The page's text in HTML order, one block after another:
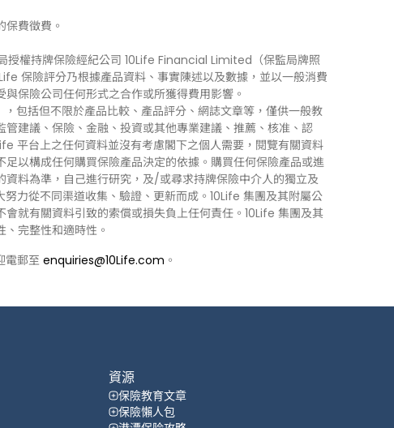
費徵費。
授權持牌保險經紀公司 10Life Financial Limited（保監局牌照
保險評分乃根據產品資料、事實陳述以及數據，並以一般消費
保險公司任何形式之合作或所獲得費用影響。
包括但不限於產品比較、產品評分、網誌文章等，僅供一般教
建議、保險、金融、投資或其他專業建議、推薦、核准、認
平台上之任何資料並沒有考慮閣下之個人需要，閱覽有關資料
以構成任何購買保險產品決定的依據。購買任何保險產品或進
料為準，自己進行研究，及/或尋求持牌保險中介人的獨立及
力從不同渠道收集、驗證、更新而成。10Life 集團及其附屬公
就有關資料引致的索償或損失負上任何責任。10Life 集團及其
完整性和適時性。
電郵至 enquiries@10Life.com 。
資源
保險教育文章
保險懶人包